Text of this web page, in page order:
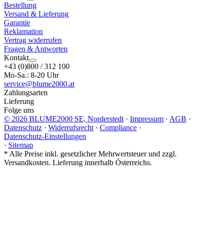
Bestellung
Versand & Lieferung
Garantie
Reklamation
Vertrag widerrufen
Fragen & Antworten
Kontakt
+43 (0)800 / 312 100
Mo-Sa.: 8-20 Uhr
service@blume2000.at
Zahlungsarten
Lieferung
Folge uns
© 2026 BLUME2000 SE, Norderstedt · Impressum · AGB ·
Datenschutz · Widerrufsrecht · Compliance ·
Datenschutz-Einstellungen
· Sitemap
* Alle Preise inkl. gesetzlicher Mehrwertsteuer und zzgl.
Versandkosten. Lieferung innerhalb Österreichs.